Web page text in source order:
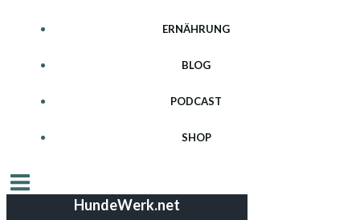
ERNÄHRUNG
BLOG
PODCAST
SHOP
HundeWerk.net